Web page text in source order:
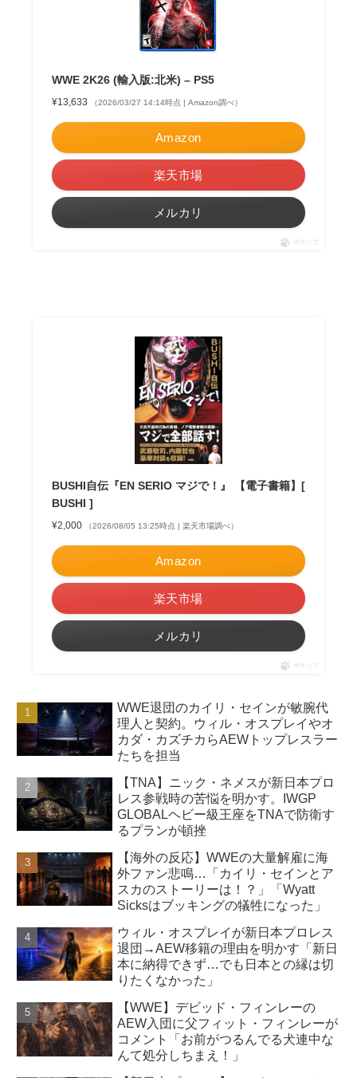
WWE 2K26 (輸入版:北米) – PS5
¥13,633 （2026/03/27 14:14時点 | Amazon調べ）
Amazon
楽天市場
メルカリ
ポチップ
BUSHI自伝『EN SERIO マジで！』 【電子書籍】[
BUSHI ]
¥2,000 （2026/08/05 13:25時点 | 楽天市場調べ）
Amazon
楽天市場
メルカリ
ポチップ
WWE退団のカイリ・セインが敏腕代
理人と契約。ウィル・オスプレイやオ
カダ・カズチカらAEWトップレスラー
たちを担当
【TNA】ニック・ネメスが新日本プロ
レス参戦時の苦悩を明かす。IWGP
GLOBALヘビー級王座をTNAで防衛す
るプランが頓挫
【海外の反応】WWEの大量解雇に海
外ファン悲鳴…「カイリ・セインとア
スカのストーリーは！？」「Wyatt
Sicksはブッキングの犠牲になった」
ウィル・オスプレイが新日本プロレス
退団→AEW移籍の理由を明かす「新日
本に納得できず…でも日本との縁は切
りたくなかった」
【WWE】デビッド・フィンレーの
AEW入団に父フィット・フィンレーが
コメント「お前がつるんでる犬連中な
んて処分しちまえ！」